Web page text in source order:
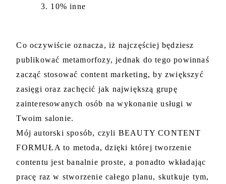
10% inne
Co oczywiście oznacza, iż najczęściej będziesz
publikować metamorfozy, jednak do tego powinnaś
zacząć stosować content marketing, by zwiększyć
zasięgi oraz zachęcić jak największą grupę
zainteresowanych osób na wykonanie usługi w
Twoim salonie.
Mój autorski sposób, czyli BEAUTY CONTENT
FORMUŁA to metoda, dzięki której tworzenie
contentu jest banalnie proste, a ponadto wkładając
pracę raz w stworzenie całego planu, skutkuje tym,